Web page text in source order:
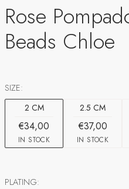
Rose
Beads Chloe
SIZE:
2 CM
€34,00
IN STOCK
2.5 CM
€37,00
IN STOCK
PLATING: